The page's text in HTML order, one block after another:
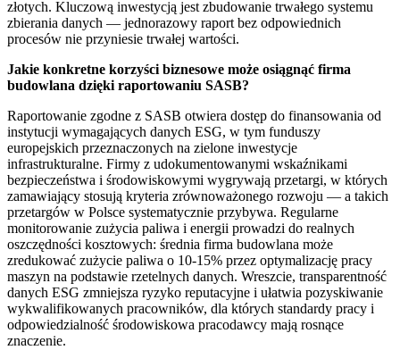
złotych. Kluczową inwestycją jest zbudowanie trwałego systemu
zbierania danych — jednorazowy raport bez odpowiednich
procesów nie przyniesie trwałej wartości.
Jakie konkretne korzyści biznesowe może osiągnąć firma
budowlana dzięki raportowaniu SASB?
Raportowanie zgodne z SASB otwiera dostęp do finansowania od
instytucji wymagających danych ESG, w tym funduszy
europejskich przeznaczonych na zielone inwestycje
infrastrukturalne. Firmy z udokumentowanymi wskaźnikami
bezpieczeństwa i środowiskowymi wygrywają przetargi, w których
zamawiający stosują kryteria zrównoważonego rozwoju — a takich
przetargów w Polsce systematycznie przybywa. Regularne
monitorowanie zużycia paliwa i energii prowadzi do realnych
oszczędności kosztowych: średnia firma budowlana może
zredukować zużycie paliwa o 10-15% przez optymalizację pracy
maszyn na podstawie rzetelnych danych. Wreszcie, transparentność
danych ESG zmniejsza ryzyko reputacyjne i ułatwia pozyskiwanie
wykwalifikowanych pracowników, dla których standardy pracy i
odpowiedzialność środowiskowa pracodawcy mają rosnące
znaczenie.